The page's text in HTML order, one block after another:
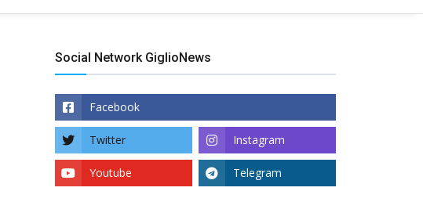
Social Network GiglioNews
Facebook
Twitter Instagram
Youtube Telegram